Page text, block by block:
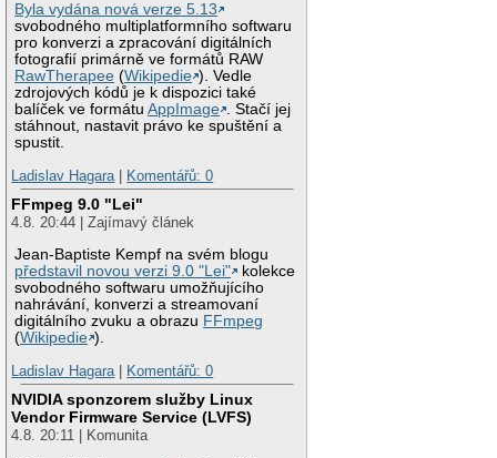
Byla vydána nová verze 5.13
svobodného multiplatformního softwaru
pro konverzi a zpracování digitálních
fotografií primárně ve formátů RAW
RawTherapee (Wikipedie ). Vedle
zdrojových kódů je k dispozici také
balíček ve formátuAppImage . Stačí jej
stáhnout, nastavit právo ke spuštění a
spustit.
Ladislav Hagara
Komentářů: 0
FFmpeg 9.0 "Lei"
4.8. 20:44 | Zajímavý článek
Jean-Baptiste Kempf na svém blogu
představil novou verzi 9.0 "Lei"
kolekce
svobodného softwaru umožňujícího
nahrávání, konverzi a streamovaní
digitálního zvuku a obrazu FFmpeg
(Wikipedie ).
Ladislav Hagara
Komentářů: 0
NVIDIA sponzorem služby Linux
Vendor Firmware Service (LVFS)
4.8. 20:11 | Komunita